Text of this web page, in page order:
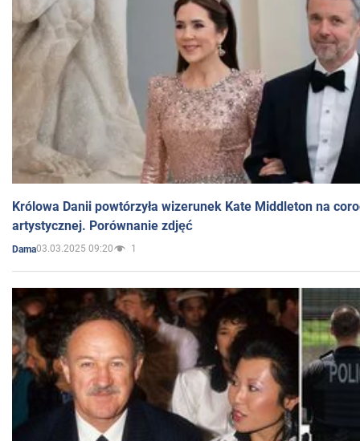
Królowa Danii powtórzyła wizerunek Kate Middleton na
artystycznej. Porównanie zdjęć
Dama03.03.2025 09:20 1